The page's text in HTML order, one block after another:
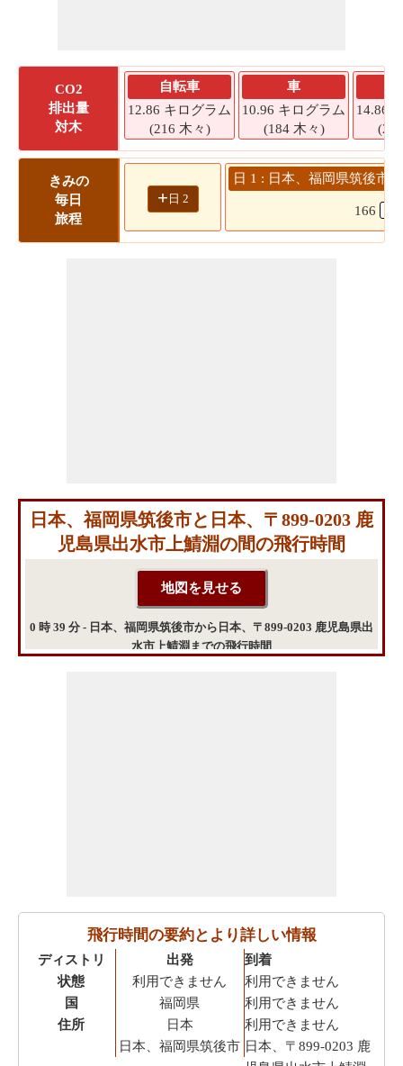
CO2
排出量
対木
自転車
12.86 キログラム
(216 木々)
車
10.96 キログラム
(184 木々)
14.86
きみの
毎日
旅程
+ 日 2
日 1 : 日本、福岡県筑後市
166
日本、福岡県筑後市と日本、〒899-0203 鹿
児島県出水市上鯖淵の間の飛行時間
0 時 39 分 - 日本、福岡県筑後市から日本、〒899-0203 鹿児島県出
水市上鯖淵までの飛行時間
飛行時間の要約とより詳しい情報
ディストリ
状態
国
住所
出発
利用できません
福岡県
日本
日本、福岡県筑後市
到着
利用できません
利用できません
利用できません
日本、〒899-0203 鹿